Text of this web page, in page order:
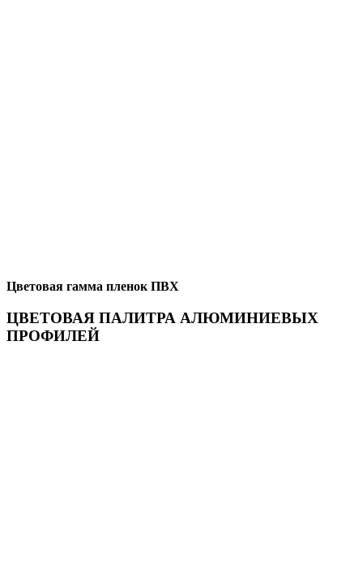
Цветовая гамма пленок ПВХ
ЦВЕТОВАЯ ПАЛИТРА АЛЮМИНИЕВЫХ
ПРОФИЛЕЙ